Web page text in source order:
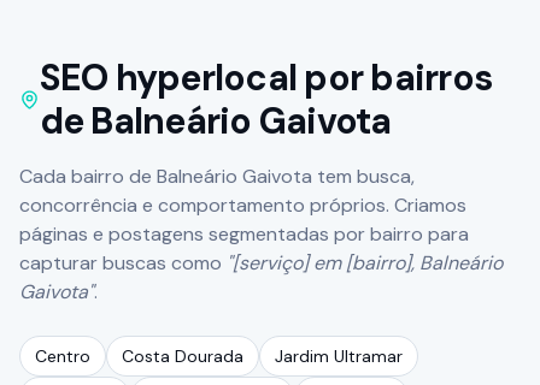
SEO hyperlocal por bairros
de Balneário Gaivota
Cada bairro de Balneário Gaivota tem busca,
concorrência e comportamento próprios. Criamos
páginas e postagens segmentadas por bairro para
capturar buscas como "[serviço] em [bairro], Balneário
Gaivota".
Centro Costa Dourada
Jardim Ultramar